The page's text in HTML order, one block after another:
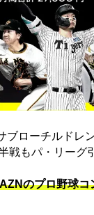
ブローチルド
戦もパ・リーグ
のプロ野球